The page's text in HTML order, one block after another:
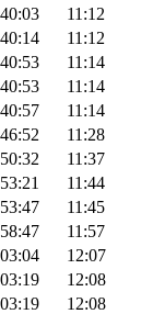
11:12
11:12
11:14
11:14
11:14
11:28
11:37
11:44
11:45
11:57
12:07
12:08
12:08